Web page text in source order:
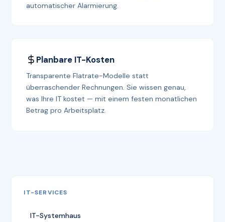
automatischer Alarmierung.
Planbare IT-Kosten
Transparente Flatrate-Modelle statt
überraschender Rechnungen. Sie wissen genau,
was Ihre IT kostet — mit einem festen monatlichen
Betrag pro Arbeitsplatz.
IT-SERVICES
IT-Systemhaus